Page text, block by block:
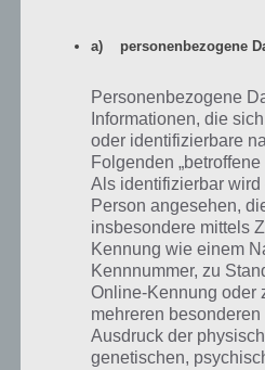
Auch wenn Point and Click
die Entwickler einen wahrlich guten
Royale überzeugt durch den Witz mit
Umsetzung und dem Spielspaß. Viele
Fragen wurden integriert, genauso
Texte der Geschichte rund um Game
sodass du die App auf jedenfall mit
Game Royale ist kostenlos im
im iTunes App Store für iPhone, iPad
In-App-Käufe sowie Werbung wurde
a) personenbezogene
Personenbezogene
Informationen, die
oder identifizierbare
Folgenden
Als identifizierbar
Person angesehen,
insbesondere mittels
Kennung wie einem
Kennnummer, zu
Online-Kennung oder
mehreren
Ausdruck der
genetischen,